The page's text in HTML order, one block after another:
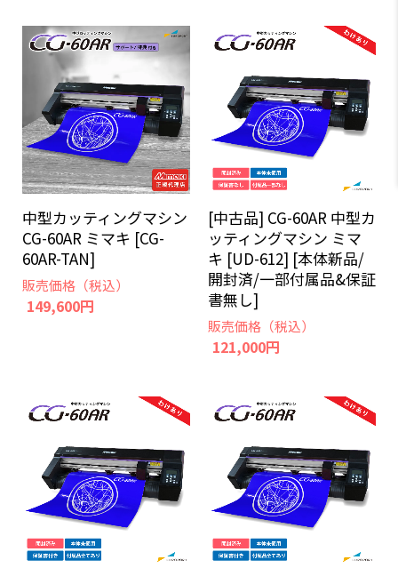
中型カッティングマシン
CG-60AR ミマキ [CG-
60AR-TAN]
販売価格（税込）
149,600円
[中古品] CG-60AR 中型カ
ッティングマシン ミマ
キ [UD-612] [本体新品/
開封済/一部付属品&保証
書無し]
販売価格（税込）
121,000円